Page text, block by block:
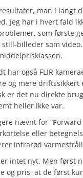
resultater, man i langt
Jeg har i hvert fald
som første
billeder som
har også FLIR
og mere driftssikkert
er det nu direkte
heller ikke var.
nævnt for “Forward
eller
infrarød
intet nyt. Men først
og pris, at de først